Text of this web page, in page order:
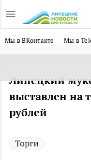
Мы в ВКонтакте Мы в
Липецкий
выставлен на
рублей
Торги